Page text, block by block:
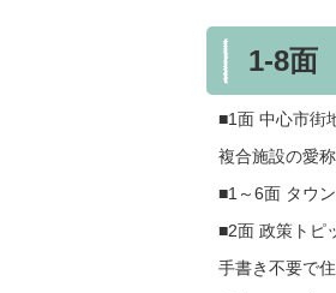
1-8面
■1面 中心市街
複合施設の愛
■1～6面 タウ
■2面 政策トピ
手書き不要で